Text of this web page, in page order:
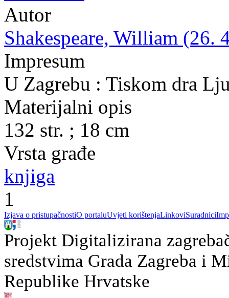
Autor
Shakespeare, William (26.
Impresum
U Zagrebu : Tiskom dra
Materijalni opis
132 str. ; 18 cm
Vrsta građe
knjiga
1
Izjava o pristupačnostiO portaluUvjeti korištenjaLinkoviSuradnici
Projekt Digitalizirana
sredstvima Grada Zagreba i
Republike Hrvatske